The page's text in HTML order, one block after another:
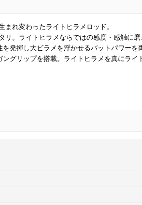
れ変わったライトヒラメロッド。
リ。ライトヒラメならではの感度・感触
発揮し大ビラメを浮かせるバットパワー
グリップを搭載。ライトヒラメを真にラ